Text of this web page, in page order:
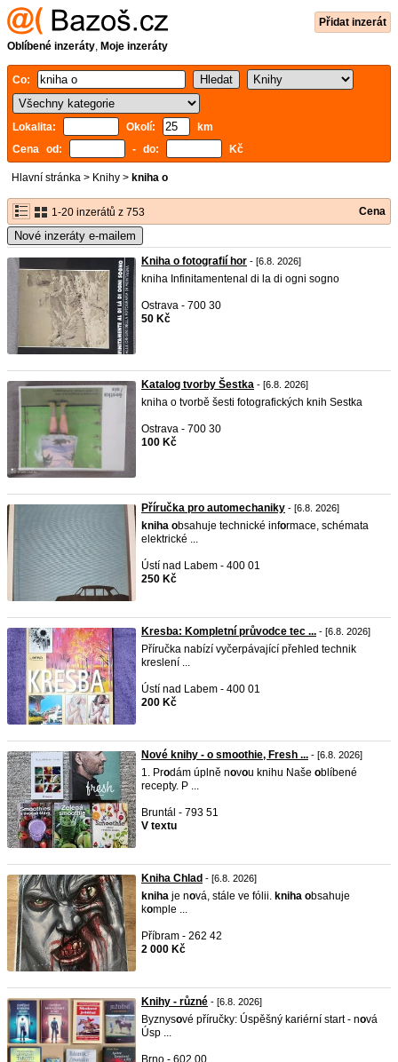
Přidat inzerát
Oblíbené inzeráty, Moje inzeráty
Co:
Lokalita: Okolí:
km
Cena od:
- do: Kč
Hlavní stránka > Knihy > kniha o
1-20 inzerátů z 753 Cena
Nové inzeráty e-mailem
Kniha o fotografií hor - [6.8. 2026]
kniha Infinitamentenal di la di ogni sogno
Ostrava - 700 30
50 Kč
Katalog tvorby Šestka - [6.8. 2026]
kniha o tvorbě šesti fotografických knih Sestka
Ostrava - 700 30
100 Kč
Příručka pro automechaniky - [6.8. 2026]
kniha obsahuje technické informace, schémata
elektrické ...
Ústí nad Labem - 400 01
250 Kč
Kresba: Kompletní průvodce tec ... - [6.8. 2026]
Příručka nabízí vyčerpávající přehled technik
kreslení ...
Ústí nad Labem - 400 01
200 Kč
Nové knihy - o smoothie, Fresh ... - [6.8. 2026]
1. Prodám úplně novou knihu Naše oblíbené
recepty. P ...
Bruntál - 793 51
V textu
Kniha Chlad - [6.8. 2026]
kniha je nová, stále ve fólii. kniha obsahuje
komple ...
Příbram - 262 42
2 000 Kč
Knihy - různé - [6.8. 2026]
Byznysové příručky: Úspěšný kariérní start - nová
Úsp ...
Brno - 602 00